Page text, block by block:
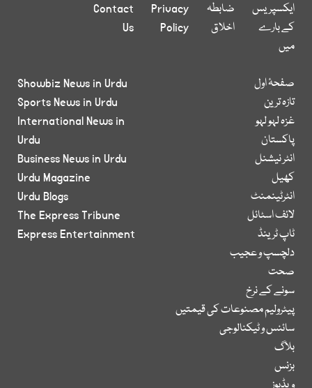
ایکسپریس
کے بارے
میں
ضابطہ
اخلاق
Privacy
Policy
Contact
Us
صفحۂ اول
تازہ ترین
غزہ لہو لہو
پاکستان
انٹر نیشنل
کھیل
انٹرٹینمنٹ
لائف اسٹائل
ٹاپ ٹرینڈ
دلچسپ و عجیب
صحت
سونے کے نرخ
پیٹرولیم مصنوعات کی قیمتیں
سائنس و ٹیکنالوجی
بلاگ
بزنس
Showbiz News in Urdu
Sports News in Urdu
International News in
Urdu
Business News in Urdu
Urdu Magazine
Urdu Blogs
The Express Tribune
Express Entertainment